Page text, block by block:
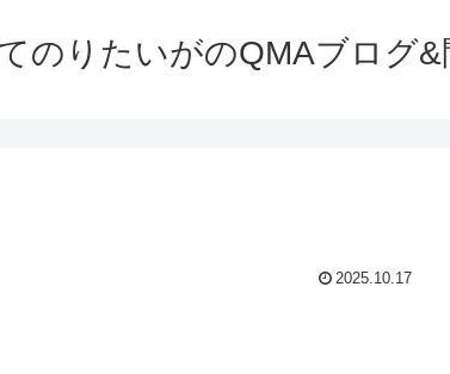
のりたいがのQMAブログ&
2025.10.17